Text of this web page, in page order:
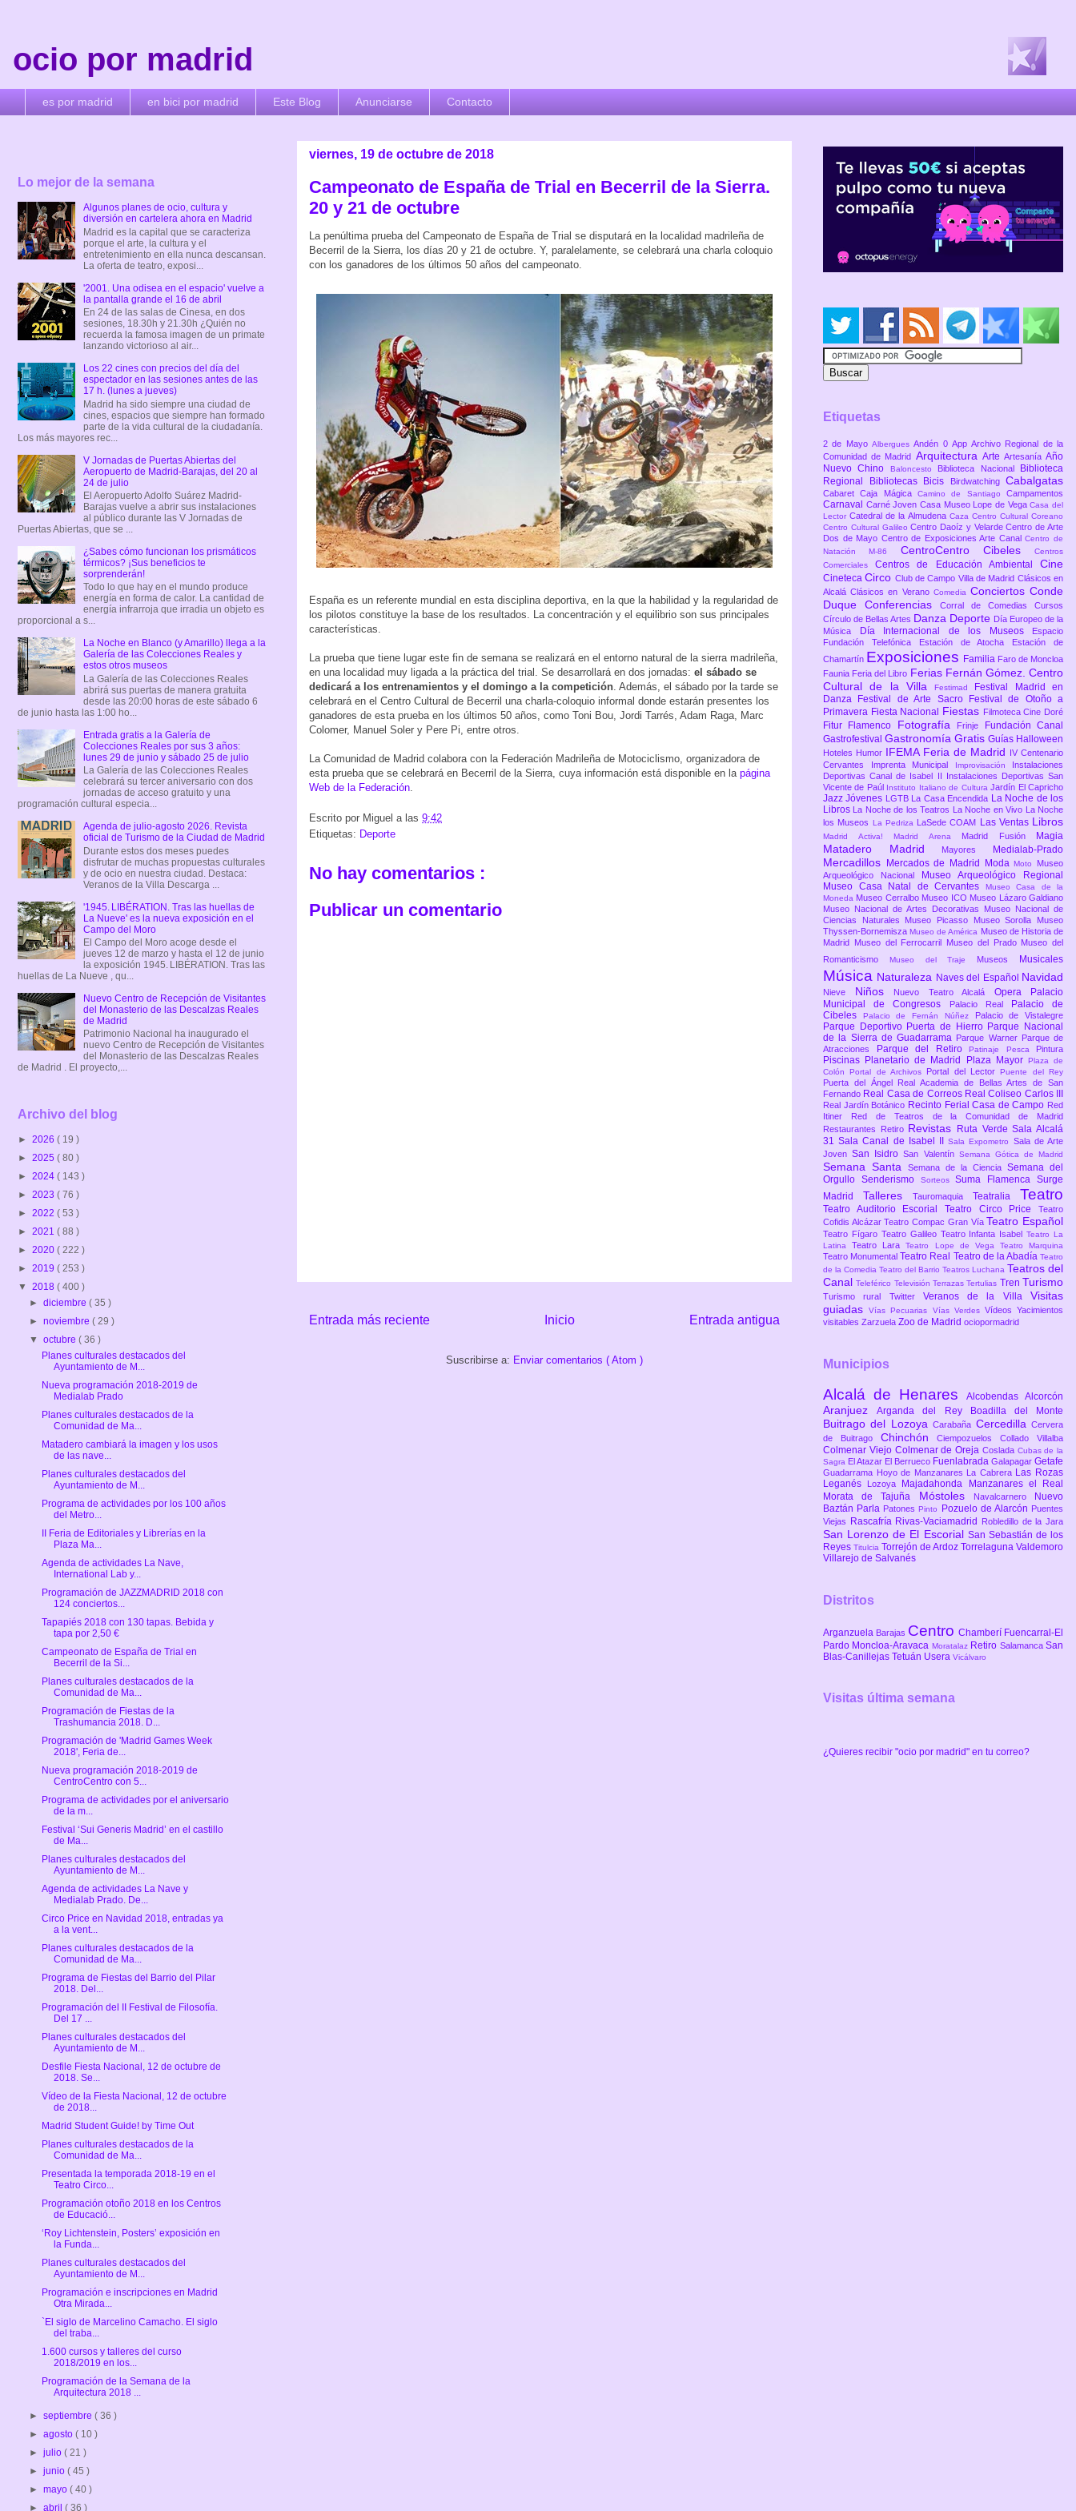
ocio por madrid
es por madrid en bici por madrid Este Blog Anunciarse Contacto
viernes, 19 de octubre de 2018
Campeonato de España de Trial en Becerril de la Sierra.
20 y 21 de octubre
La penúltima prueba del Campeonato de España de Trial se disputará en la localidad madrileña de
Becerril de la Sierra, los días 20 y 21 de octubre. Y, paralelamente, se celebrará una charla coloquio
con los ganadores de los últimos 50 años del campeonato.
España es un referente mundial en esta disciplina deportiva, en la que la habilidad y la regularidad de
los pilotos constituye la base de los resultados. La concentración y el equilibrio son sus principales
características.
La prueba que tiene lugar este fin de semana se realizará en el entorno natural de la sierra madrileña,
en una localidad muy ligada a la práctica del trial. Se desarrollará en dos jornadas: el sábado se
dedicará a los entrenamientos y el domingo a la competición . Además, el sábado por la tarde se
celebrará en el Centro Cultural de Becerril una charla-coloquio informal donde estarán presentes los
ganadores de esta prueba en los últimos 50 años, como Toni Bou, Jordi Tarrés, Adam Raga, Marc
Colomer, Manuel Soler y Pere Pi, entre otros.
La Comunidad de Madrid colabora con la Federación Madrileña de Motociclismo, organizadora de
esta prueba que se celebrará en Becerril de la Sierra, cuya información está disponible en la página
Web de la Federación
Escrito por Miguel a las 9:42
Etiquetas: Deporte
No hay comentarios :
Publicar un comentario
Entrada más reciente Entrada antigua
Inicio
Suscribirse a: Enviar comentarios ( Atom )
Lo mejor de la semana
Algunos planes de ocio, cultura y
diversión en cartelera ahora en Madrid
Madrid es la capital que se caracteriza
porque el arte, la cultura y el
entretenimiento en ella nunca descansan.
La oferta de teatro, exposi...
'2001. Una odisea en el espacio' vuelve a
la pantalla grande el 16 de abril
En 24 de las salas de Cinesa, en dos
sesiones, 18.30h y 21.30h ¿Quién no
recuerda la famosa imagen de un primate
lanzando victorioso al air...
Los 22 cines con precios del día del
espectador en las sesiones antes de las
17 h. (lunes a jueves)
Madrid ha sido siempre una ciudad de
cines, espacios que siempre han formado
parte de la vida cultural de la ciudadanía.
Los más mayores rec...
V Jornadas de Puertas Abiertas del
Aeropuerto de Madrid-Barajas, del 20 al
24 de julio
El Aeropuerto Adolfo Suárez Madrid-
Barajas vuelve a abrir sus instalaciones
al público durante las V Jornadas de
Puertas Abiertas, que se ...
¿Sabes cómo funcionan los prismáticos
térmicos? ¡Sus beneficios te
sorprenderán!
Todo lo que hay en el mundo produce
energía en forma de calor. La cantidad de
energía infrarroja que irradia un objeto es
proporcional a s...
La Noche en Blanco (y Amarillo) llega a la
Galería de las Colecciones Reales y
estos otros museos
La Galería de las Colecciones Reales
abrirá sus puertas de manera gratuita
desde las 20:00 horas de este sábado 6
de junio hasta las 1:00 ho...
Entrada gratis a la Galería de
Colecciones Reales por sus 3 años:
lunes 29 de junio y sábado 25 de julio
La Galería de las Colecciones Reales
celebrará su tercer aniversario con dos
jornadas de acceso gratuito y una
programación cultural especia...
Agenda de julio-agosto 2026. Revista
oficial de Turismo de la Ciudad de Madrid
Durante estos dos meses puedes
disfrutar de muchas propuestas culturales
y de ocio en nuestra ciudad. Destaca:
Veranos de la Villa Descarga ...
'1945. LIBÉRATION. Tras las huellas de
La Nueve' es la nueva exposición en el
Campo del Moro
El Campo del Moro acoge desde el
jueves 12 de marzo y hasta el 12 de junio
la exposición 1945. LIBÉRATION. Tras las
huellas de La Nueve , qu...
Nuevo Centro de Recepción de Visitantes
del Monasterio de las Descalzas Reales
de Madrid
Patrimonio Nacional ha inaugurado el
nuevo Centro de Recepción de Visitantes
del Monasterio de las Descalzas Reales
de Madrid . El proyecto,...
Archivo del blog
► 2026 ( 19 )
► 2025 ( 80 )
► 2024 ( 143 )
► 2023 ( 76 )
► 2022 ( 53 )
► 2021 ( 88 )
► 2020 ( 222 )
► 2019 ( 253 )
▼ 2018 ( 400 )
►diciembre( 35 )
►noviembre( 29 )
▼octubre( 36 )
Planes culturales destacados del
Ayuntamiento de M...
Nueva programación 2018-2019 de
Medialab Prado
Planes culturales destacados de la
Comunidad de Ma...
Matadero cambiará la imagen y los usos
de las nave...
Planes culturales destacados del
Ayuntamiento de M...
Programa de actividades por los 100 años
del Metro...
II Feria de Editoriales y Librerías en la
Plaza Ma...
Agenda de actividades La Nave,
International Lab y...
Programación de JAZZMADRID 2018 con
124 conciertos...
Tapapiés 2018 con 130 tapas. Bebida y
tapa por 2,50 €
Campeonato de España de Trial en
Becerril de la Si...
Planes culturales destacados de la
Comunidad de Ma...
Programación de Fiestas de la
Trashumancia 2018. D...
Programación de 'Madrid Games Week
2018', Feria de...
Nueva programación 2018-2019 de
CentroCentro con 5...
Programa de actividades por el aniversario
de la m...
Festival ‘Sui Generis Madrid’ en el castillo
de Ma...
Planes culturales destacados del
Ayuntamiento de M...
Agenda de actividades La Nave y
Medialab Prado. De...
Circo Price en Navidad 2018, entradas ya
a la vent...
Planes culturales destacados de la
Comunidad de Ma...
Programa de Fiestas del Barrio del Pilar
2018. Del...
Programación del II Festival de Filosofía.
Del 17 ...
Planes culturales destacados del
Ayuntamiento de M...
Desfile Fiesta Nacional, 12 de octubre de
2018. Se...
Vídeo de la Fiesta Nacional, 12 de octubre
de 2018...
Madrid Student Guide! by Time Out
Planes culturales destacados de la
Comunidad de Ma...
Presentada la temporada 2018-19 en el
Teatro Circo...
Programación otoño 2018 en los Centros
de Educació...
‘Roy Lichtenstein, Posters’ exposición en
la Funda...
Planes culturales destacados del
Ayuntamiento de M...
Programación e inscripciones en Madrid
Otra Mirada...
`El siglo de Marcelino Camacho. El siglo
del traba...
1.600 cursos y talleres del curso
2018/2019 en los...
Programación de la Semana de la
Arquitectura 2018 ...
►septiembre( 36 )
►agosto( 10 )
►julio( 21 )
►junio( 45 )
►mayo( 40 )
►abril( 36 )
Etiquetas
2 de Mayo AlberguesAndén 0 AppArchivo Regional de la
Comunidad de Madrid Arquitectura Arte ArtesaníaAño
Nuevo Chino
Baloncesto Biblioteca Nacional
Biblioteca
Regional
Bibliotecas Bicis Birdwatching Cabalgatas
CabaretCaja MágicaCamino de SantiagoCampamentos
Carnaval Carné JovenCasa Museo Lope de VegaCasa del
LectorCatedral de la Almudena Caza Centro Cultural Coreano
Centro Cultural GalileoCentro Daoíz y VelardeCentro de Arte
Dos de Mayo Centro de Exposiciones Arte CanalCentro de
Natación M-86 CentroCentro Cibeles
Centros
ComercialesCentros de Educación AmbientalCine
CinetecaCirco Club de Campo Villa de Madrid Clásicos en
AlcaláClásicos en Verano Comedia ConciertosConde
Duque Conferencias Corral de Comedias Cursos
Círculo de Bellas Artes Danza Deporte Día Europeo de la
Música
Día Internacional de los Museos
Espacio
Fundación Telefónica
Estación de Atocha
Estación de
Chamartín Exposiciones Familia Faro de Moncloa
Faunia Feria del Libro Ferias Fernán Gómez. Centro
Cultural de la VillaFestimad
Festival Madrid en
Danza
Festival de Arte Sacro
Festival de Otoño a
Primavera Fiesta Nacional Fiestas Filmoteca Cine Doré
Fitur Flamenco Fotografía Frinje
Fundación Canal
Gastrofestival Gastronomía Gratis Guías Halloween
Hoteles Humor IFEMA Feria de Madrid
IV Centenario
Cervantes
Imprenta Municipal Improvisación
Instalaciones
Deportivas Canal de Isabel II
Instalaciones Deportivas San
Vicente de Paúl
Instituto Italiano de CulturaJardín El Capricho
JazzJóvenes LGTB La Casa Encendida La Noche de los
Libros
La Noche de los Teatros La Noche en Vivo
La Noche
los Museos
La Pedriza LaSede COAM Las Ventas Libros
Madrid Activa! Madrid Arena Madrid Fusión Magia
Matadero Madrid Mayores Medialab-Prado
Mercadillos Mercados de Madrid ModaMoto Museo
Arqueológico Nacional
Museo Arqueológico Regional
Museo Casa Natal de Cervantes
Museo Casa de la
Moneda Museo Cerralbo Museo ICO Museo Lázaro Galdiano
Museo Nacional de Artes Decorativas Museo Nacional de
Ciencias Naturales Museo Picasso Museo Sorolla Museo
Thyssen-BornemiszaMuseo de América Museo de Historia de
Madrid
Museo del Ferrocarril Museo del Prado Museo del
Romanticismo
Museo del Traje Museos Musicales
Música Naturaleza Naves del Español Navidad
Nieve Niños Nuevo Teatro Alcalá Opera
Palacio
Municipal de Congresos
Palacio Real
Palacio de
Cibeles
Palacio de Fernán Núñez Palacio de Vistalegre
Parque Deportivo Puerta de Hierro Parque Nacional
de la Sierra de Guadarrama Parque Warner Parque de
Atracciones
Parque del Retiro Patinaje Pesca Pintura
Piscinas Planetario de Madrid Plaza Mayor
Plaza de
Colón Portal de Archivos Portal del LectorPuente del Rey
Puerta del Ángel
Real Academia de Bellas Artes de San
Fernando Real Casa de Correos Real Coliseo Carlos III
Real Jardín Botánico Recinto Ferial Casa de Campo Red
Itiner
Red de Teatros de la Comunidad de Madrid
Restaurantes
Retiro Revistas Ruta VerdeSala Alcalá
31Sala Canal de Isabel IISala Expometro Sala de Arte
JovenSan IsidroSan Valentín Semana Gótica de Madrid
Semana Santa Semana de la Ciencia Semana del
Orgullo Senderismo SorteosSuma FlamencaSurge
Madrid Talleres Tauromaquia Teatralia Teatro
Teatro Auditorio Escorial Teatro Circo Price Teatro
Cofidis AlcázarTeatro Compac Gran Vía Teatro Español
Teatro Fígaro Teatro Galileo Teatro Infanta IsabelTeatro La
Latina Teatro LaraTeatro Lope de Vega Teatro Marquina
Teatro Monumental Teatro Real Teatro de la Abadía Teatro
de la Comedia Teatro del Barrio Teatros Luchana Teatros del
CanalTeleférico TelevisiónTerrazasTertulias Tren Turismo
Turismo rural Twitter Veranos de la VillaVisitas
guiadasVías Pecuarias Vías Verdes VídeosYacimientos
visitables Zarzuela Zoo de Madrid ociopormadrid
Municipios
Alcalá de Henares Alcobendas Alcorcón
AranjuezArganda del Rey Boadilla del Monte
Buitrago del LozoyaCarabaña CercedillaCervera
de Buitrago ChinchónCiempozuelosCollado Villalba
Colmenar Viejo Colmenar de Oreja Coslada Cubas de la
Sagra El Atazar El Berrueco Fuenlabrada Galapagar Getafe
Guadarrama Hoyo de Manzanares La Cabrera Las Rozas
Leganés
Lozoya Majadahonda
Manzanares el Real
Morata de Tajuña Móstoles Navalcarnero
Nuevo
Baztán Parla PatonesPinto Pozuelo de Alarcón Puentes
Viejas
Rascafría Rivas-Vaciamadrid Robledillo de la Jara
San Lorenzo de El Escorial San Sebastián de los
Reyes Titulcia Torrejón de Ardoz Torrelaguna Valdemoro
Villarejo de Salvanés
Distritos
Arganzuela Barajas Centro Chamberí Fuencarral-El
Pardo Moncloa-Aravaca Moratalaz Retiro SalamancaSan
Blas-Canillejas Tetuán Usera Vicálvaro
Visitas última semana
¿Quieres recibir "ocio por madrid" en tu correo?